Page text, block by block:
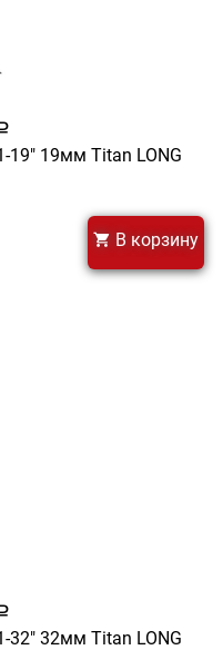
19" 19мм Titan LONG
В корзину
32" 32мм Titan LONG